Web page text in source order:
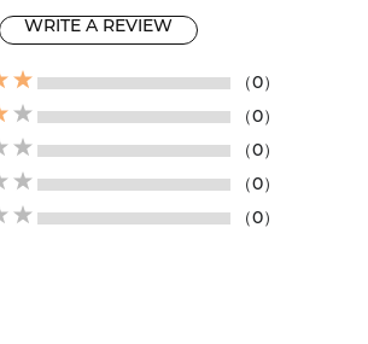
WRITE A REVIEW
（0）
（0）
（0）
（0）
（0）